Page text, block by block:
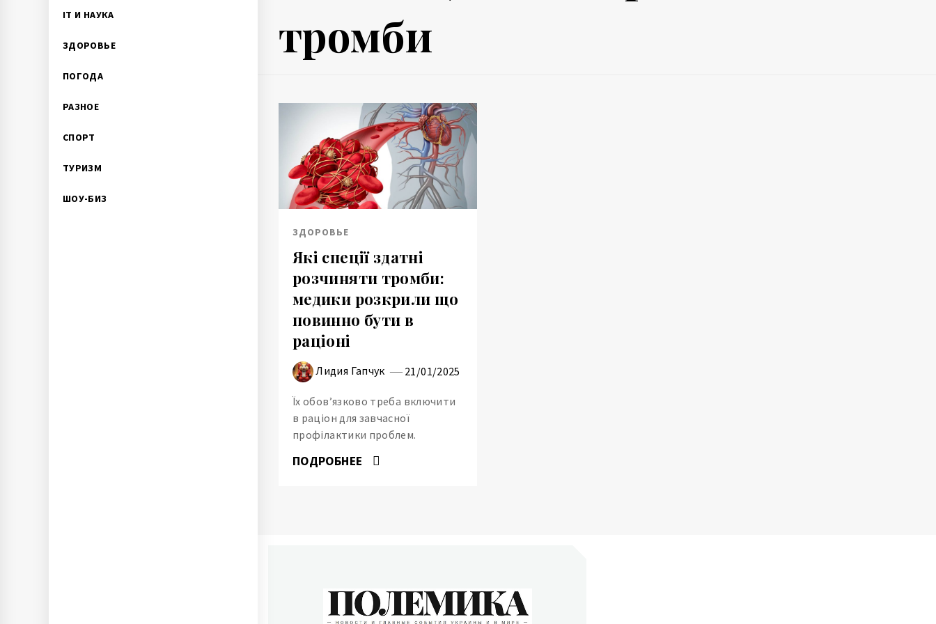
IT И НАУКА
ЗДОРОВЬЕ
ПОГОДА
РАЗНОЕ
СПОРТ
ТУРИЗМ
ШОУ-БИЗ
тромби
ЗДОРОВЬЕ
Які спеції здатні
розчиняти тромби:
медики розкрили що
повинно бути в
раціоні
Лидия Гапчук 21/01/2025
Їх обов’язково треба включити
в раціон для завчасної
профілактики проблем.
ПОДРОБНЕЕ